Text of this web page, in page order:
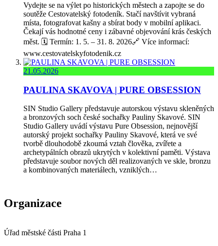
Vydejte se na výlet po historických městech a zapojte se do
soutěže Cestovatelský fotodeník. Stačí navštívit vybraná
místa, fotografovat kašny a sbírat body v mobilní aplikaci.
Čekají vás hodnotné ceny i zábavné objevování krás českých
měst. 🗓️ Termín: 1. 5. – 31. 8. 2026🔗 Více informací:
www.cestovatelskyfotodenik.cz
21.05.2026
PAULINA SKAVOVA | PURE OBSESSION
SIN Studio Gallery představuje autorskou výstavu skleněných
a bronzových soch české sochařky Pauliny Skavové. SIN
Studio Gallery uvádí výstavu Pure Obsession, nejnovější
autorský projekt sochařky Pauliny Skavové, která ve své
tvorbě dlouhodobě zkoumá vztah člověka, zvířete a
archetypálních obrazů ukrytých v kolektivní paměti. Výstava
představuje soubor nových děl realizovaných ve skle, bronzu
a kombinovaných materiálech, vzniklých…
Organizace
Úřad městské části Praha 1